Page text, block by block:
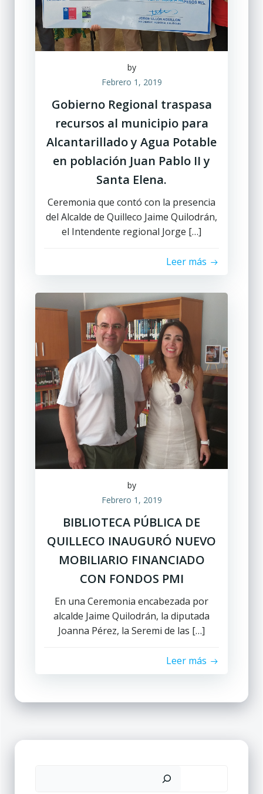
by
Febrero 1, 2019
Gobierno Regional traspasa
recursos al municipio para
Alcantarillado y Agua Potable
en población Juan Pablo II y
Santa Elena.
Ceremonia que contó con la presencia
del Alcalde de Quilleco Jaime Quilodrán,
el Intendente regional Jorge […]
Leer más
by
Febrero 1, 2019
BIBLIOTECA PÚBLICA DE
QUILLECO INAUGURÓ NUEVO
MOBILIARIO FINANCIADO
CON FONDOS PMI
En una Ceremonia encabezada por
alcalde Jaime Quilodrán, la diputada
Joanna Pérez, la Seremi de las […]
Leer más